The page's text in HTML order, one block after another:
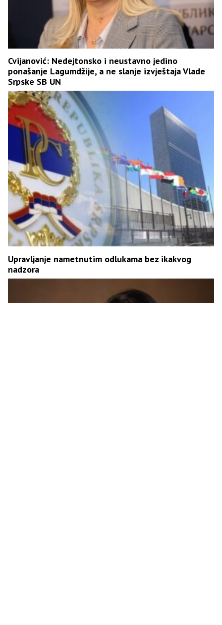
Cvijanović: Nedejtonsko i neustavno jedino
ponašanje Lagumdžije, a ne slanje izvještaja Vlade
Srpske SB UN
Upravljanje nametnutim odlukama bez ikakvog
nadzora